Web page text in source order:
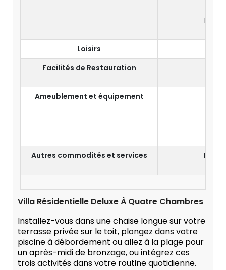
Loisirs
Facilités de Restauration
Ameublement et équipement
Autres commodités et services
Dîner
Villa Résidentielle Deluxe À Quatre Chambres
Installez-vous dans une chaise longue sur votre
terrasse privée sur le toit, plongez dans votre
piscine à débordement ou allez à la plage pour
un après-midi de bronzage, ou intégrez ces
trois activités dans votre routine quotidienne.